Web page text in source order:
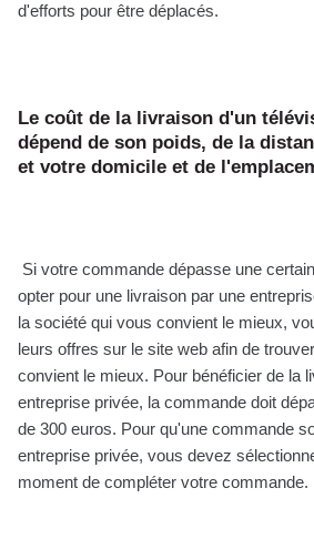
d'efforts pour être déplacés.
Le coût de la livraison d'un
dépend de son poids, de la
et votre domicile et de
Si votre commande dépasse une
opter pour une livraison par une
la société qui vous convient le mieux,
leurs offres sur le site web afin de
convient le mieux. Pour bénéficier de la
entreprise privée, la commande doit
de 300 euros. Pour qu'une commande
entreprise privée, vous devez
moment de compléter votre commande.